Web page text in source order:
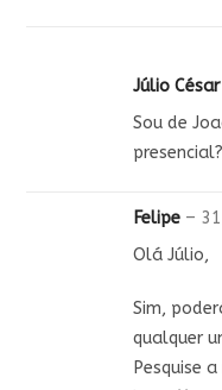
Júlio
Sou de
presencial?
Felipe –
Olá Júlio,
Sim,
qualquer
Pesquise